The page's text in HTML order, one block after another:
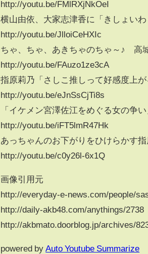
http://youtu.be/FMlRXjNkOeI
横山由依、大家志津香に「きしょいわ
http://youtu.be/JlloiCeHXIc
ちゃ、ちゃ、あきちゃのちゃ～♪ 高
http://youtu.be/FAuzo1ze3cA
指原莉乃「さしこ推しって好感度上
http://youtu.be/eJnSsCjTi8s
「イケメン宮澤佐江をめぐる女の争い
http://youtu.be/iFT5lmR47Hk
あっちゃんのお下がりをひけらかす指
http://youtu.be/c0y26l-6x1Q
画像引用元
http://everyday-e-news.com/people/
http://daily-akb48.com/anythings/2738
http://akbmato.doorblog.jp/archives/
powered by Auto Youtube Summarize